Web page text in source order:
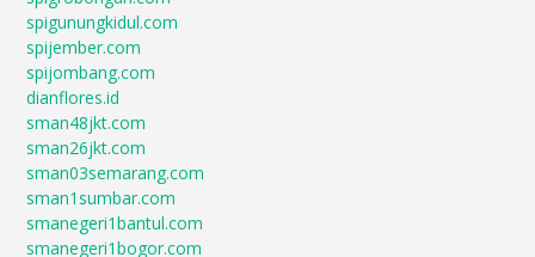
spigunungkidul.com
spijember.com
spijombang.com
dianflores.id
sman48jkt.com
sman26jkt.com
sman03semarang.com
sman1sumbar.com
smanegeri1bantul.com
smanegeri1bogor.com